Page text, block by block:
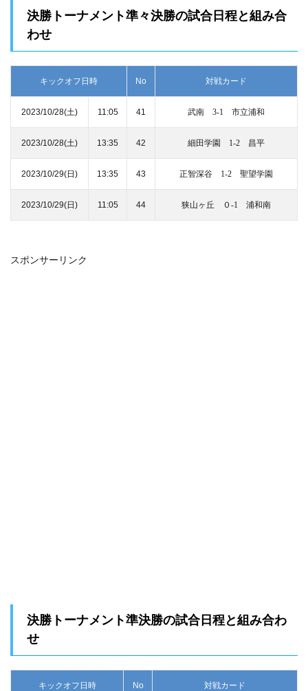
決勝トーナメント準々決勝の試合日程と組み合
わせ
キックオフ日時 No 対戦カード
2023/10/28(土) 11:05 41 武南 3-1 市立浦和
2023/10/28(土) 13:35 42 細田学園 1-2 昌平
2023/10/29(日) 13:35 43 正智深谷 1-2 聖望学園
2023/10/29(日) 11:05 44 狭山ヶ丘 ０-1 浦和南
スポンサーリンク
決勝トーナメント準決勝の試合日程と組み合わ
せ
キックオフ日時 No 対戦カード